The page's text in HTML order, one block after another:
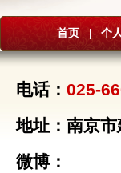
首页 | 个
电话： 025-
地址：南京
微博：